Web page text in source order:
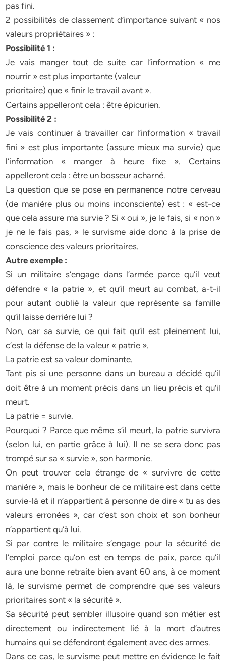
pas fini.
2 possibilités de classement d’importance suivant « nos
valeurs propriétaires » :
Possibilité 1 :
Je vais manger tout de suite car l’information « me
nourrir » est plus importante (valeur
prioritaire) que « finir le travail avant ».
Certains appelleront cela : être épicurien.
Possibilité 2 :
Je vais continuer à travailler car l’information « travail
fini » est plus importante (assure mieux ma survie) que
l’information « manger à heure fixe ». Certains
appelleront cela : être un bosseur acharné.
La question que se pose en permanence notre cerveau
(de manière plus ou moins inconsciente) est : « est-ce
que cela assure ma survie ? Si « oui », je le fais, si « non »
je ne le fais pas, » le survisme aide donc à la prise de
conscience des valeurs prioritaires.
Autre exemple :
Si un militaire s’engage dans l’armée parce qu’il veut
défendre « la patrie », et qu’il meurt au combat, a-t-il
pour autant oublié la valeur que représente sa famille
qu’il laisse derrière lui ?
Non, car sa survie, ce qui fait qu’il est pleinement lui,
c’est la défense de la valeur « patrie ».
La patrie est sa valeur dominante.
Tant pis si une personne dans un bureau a décidé qu’il
doit être à un moment précis dans un lieu précis et qu’il
meurt.
La patrie = survie.
Pourquoi ? Parce que même s’il meurt, la patrie survivra
(selon lui, en partie grâce à lui). Il ne se sera donc pas
trompé sur sa « survie », son harmonie.
On peut trouver cela étrange de « survivre de cette
manière », mais le bonheur de ce militaire est dans cette
survie-là et il n’appartient à personne de dire « tu as des
valeurs erronées », car c’est son choix et son bonheur
n’appartient qu’à lui.
Si par contre le militaire s’engage pour la sécurité de
l’emploi parce qu’on est en temps de paix, parce qu’il
aura une bonne retraite bien avant 60 ans, à ce moment
là, le survisme permet de comprendre que ses valeurs
prioritaires sont « la sécurité ».
Sa sécurité peut sembler illusoire quand son métier est
directement ou indirectement lié à la mort d’autres
humains qui se défendront également avec des armes.
Dans ce cas, le survisme peut mettre en évidence le fait